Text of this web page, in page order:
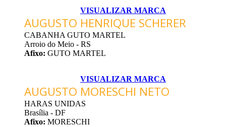
VISUALIZAR MARCA
AUGUSTO HENRIQUE SCHERER
CABANHA GUTO MARTEL
Arroio do Meio - RS
Afixo: GUTO MARTEL
VISUALIZAR MARCA
AUGUSTO MORESCHI NETO
HARAS UNIDAS
Brasília - DF
Afixo: MORESCHI